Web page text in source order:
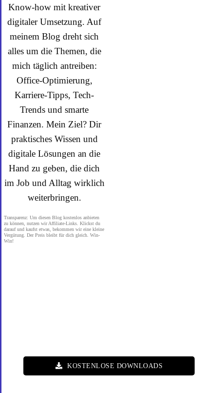
Know-how mit kreativer
digitaler Umsetzung. Auf
meinem Blog dreht sich
alles um die Themen, die
mich täglich antreiben:
Office-Optimierung,
Karriere-Tipps, Tech-
Trends und smarte
Finanzen. Mein Ziel? Dir
praktisches Wissen und
digitale Lösungen an die
Hand zu geben, die dich
im Job und Alltag wirklich
weiterbringen.
Transparenz: Um diesen Blog kostenlos anbieten
zu können, nutzen wir Affiliate-Links. Klickst du
darauf und kaufst etwas, bekommen wir eine kleine
Vergütung. Der Preis bleibt für dich gleich. Win-
Win!
KOSTENLOSE DOWNLOADS